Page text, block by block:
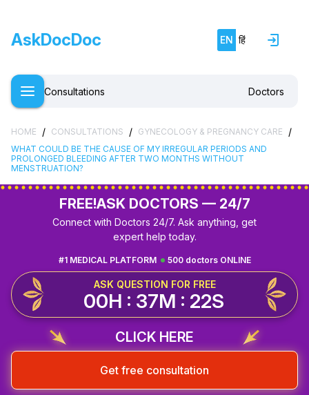
AskDocDoc EN हिं
Consultations Doctors
HOME / CONSULTATIONS / GYNECOLOGY & PREGNANCY CARE /
WHAT COULD BE THE CAUSE OF MY IRREGULAR PERIODS AND
PROLONGED BLEEDING AFTER TWO MONTHS WITHOUT
MENSTRUATION?
FREE!ASK DOCTORS — 24/7
Connect with Doctors 24/7. Ask anything, get
expert help today.
500 doctors ONLINE
#1 MEDICAL PLATFORM
ASK QUESTION FOR FREE
00H : 37M : 21S
CLICK HERE
Get free consultation